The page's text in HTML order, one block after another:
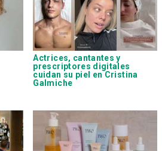
Actrices, cantantes y
prescriptores digitales
cuidan su piel en Cristina
Galmiche